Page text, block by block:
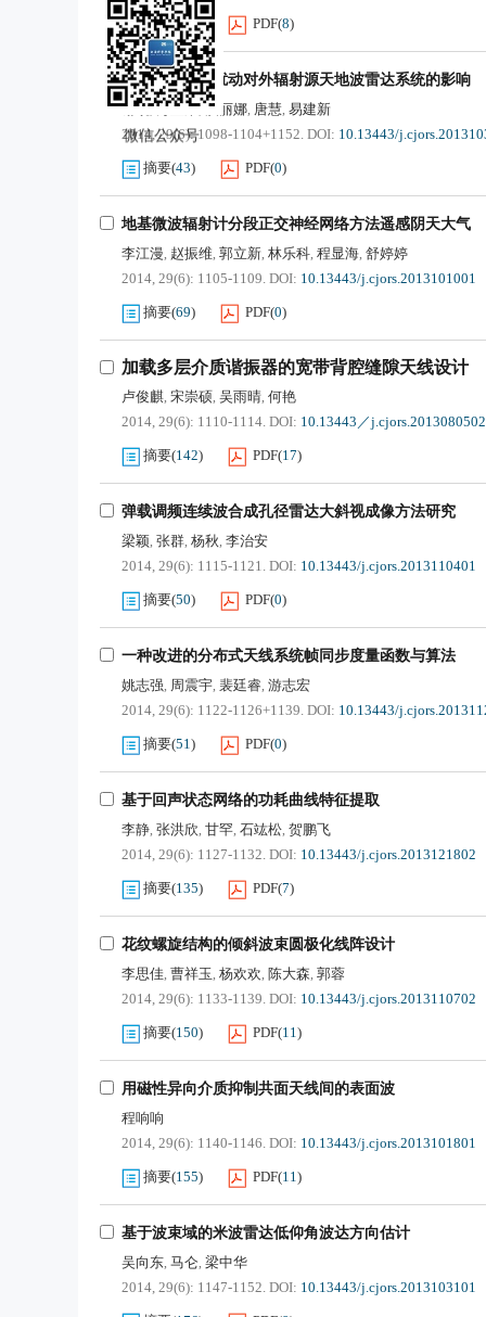
微信公众号
摘要(161) PDF(8)
电离层行进式扰动对外辐射源天地波雷达系统的影响
谢锐,万显荣, 洪丽娜, 唐慧, 易建新
2014, 29(6): 1098-1104+1152. DOI: 10.13443/
摘要(43) PDF(0)
地基微波辐射计分段正交神经网络方法遥感阴天大气
李江漫, 赵振维, 郭立新, 林乐科, 程显海, 舒婷婷
2014, 29(6): 1105-1109. DOI: 10.13443/j.cjors.2013101001
摘要(69) PDF(0)
加载多层介质谐振器的宽带背腔缝隙天线设计
卢俊麒, 宋崇硕, 吴雨晴, 何艳
2014, 29(6): 1110-1114. DOI: 10.13443／j.cjors.2013080502
摘要(142) PDF(17)
弹载调频连续波合成孔径雷达大斜视成像方法研究
梁颖, 张群, 杨秋, 李治安
2014, 29(6): 1115-1121. DOI: 10.13443/j.cjors.2013110401
摘要(50) PDF(0)
一种改进的分布式天线系统帧同步度量函数与算法
姚志强, 周震宇, 裴廷睿, 游志宏
2014, 29(6): 1122-1126+1139. DOI: 10.13443/
摘要(51) PDF(0)
基于回声状态网络的功耗曲线特征提取
李静, 张洪欣, 甘罕, 石竑松, 贺鹏飞
2014, 29(6): 1127-1132. DOI: 10.13443/j.cjors.2013121802
摘要(135) PDF(7)
花纹螺旋结构的倾斜波束圆极化线阵设计
李思佳, 曹祥玉, 杨欢欢, 陈大森, 郭蓉
2014, 29(6): 1133-1139. DOI: 10.13443/j.cjors.2013110702
摘要(150) PDF(11)
用磁性异向介质抑制共面天线间的表面波
程响响
2014, 29(6): 1140-1146. DOI: 10.13443/j.cjors.2013101801
摘要(155) PDF(11)
基于波束域的米波雷达低仰角波达方向估计
吴向东, 马仑, 梁中华
2014, 29(6): 1147-1152. DOI: 10.13443/j.cjors.2013103101